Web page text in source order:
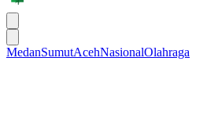
MedanSumutAcehNasionalOlahraga